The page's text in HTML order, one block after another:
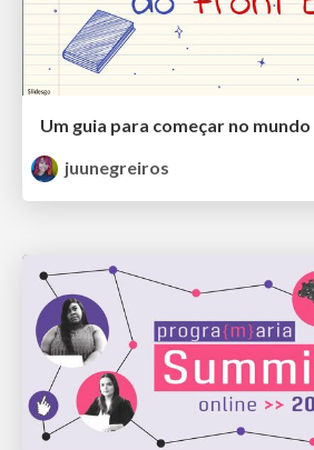
Um guia para começar no
juunegreiros